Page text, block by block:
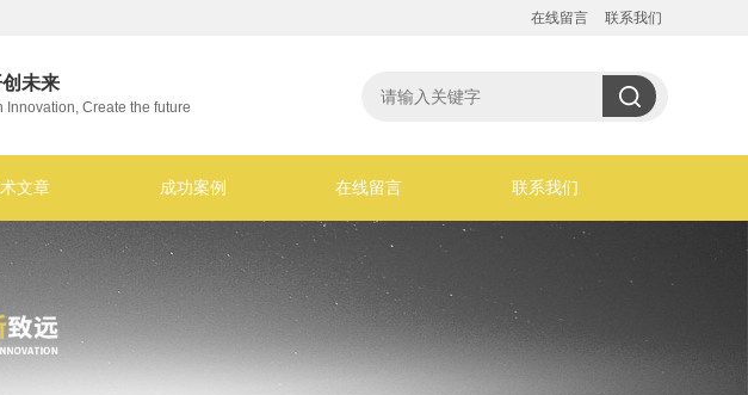
在线留言 联系我们
未来
Create the future
文章 成功案例 在线留言 联系我们